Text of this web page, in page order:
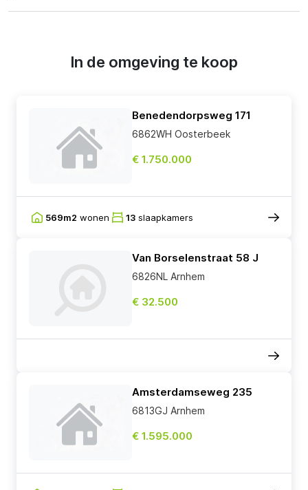
In de omgeving te koop
Benedendorpsweg 171
6862WH Oosterbeek
€ 1.750.000
569m2 wonen 13 slaapkamers
Van Borselenstraat 58 J
6826NL Arnhem
€ 32.500
Amsterdamseweg 235
6813GJ Arnhem
€ 1.595.000